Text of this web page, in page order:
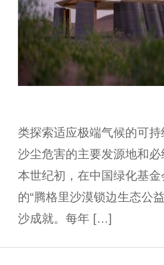
类探索适应极端气候的可
沙尘危害的主要发源地和
本世纪初，在中国绿化基
的“腾格里沙漠锁边生态公
沙成就。每年 […]